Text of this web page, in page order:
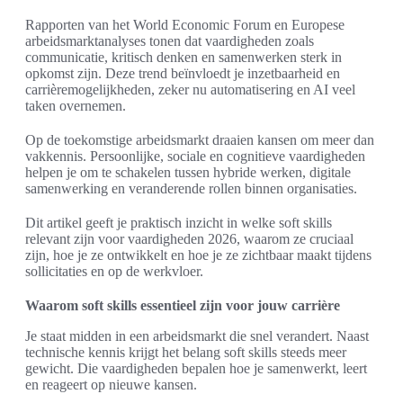
Rapporten van het World Economic Forum en Europese
arbeidsmarktanalyses tonen dat vaardigheden zoals
communicatie, kritisch denken en samenwerken sterk in
opkomst zijn. Deze trend beïnvloedt je inzetbaarheid en
carrièremogelijkheden, zeker nu automatisering en AI veel
taken overnemen.
Op de toekomstige arbeidsmarkt draaien kansen om meer dan
vakkennis. Persoonlijke, sociale en cognitieve vaardigheden
helpen je om te schakelen tussen hybride werken, digitale
samenwerking en veranderende rollen binnen organisaties.
Dit artikel geeft je praktisch inzicht in welke soft skills
relevant zijn voor vaardigheden 2026, waarom ze cruciaal
zijn, hoe je ze ontwikkelt en hoe je ze zichtbaar maakt tijdens
sollicitaties en op de werkvloer.
Waarom soft skills essentieel zijn voor jouw carrière
Je staat midden in een arbeidsmarkt die snel verandert. Naast
technische kennis krijgt het belang soft skills steeds meer
gewicht. Die vaardigheden bepalen hoe je samenwerkt, leert
en reageert op nieuwe kansen.